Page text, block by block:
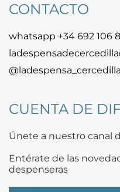
CONTACTO
whatsapp +34 692 106
@ladespensa_cercedilla
CUENTA DE
Únete a nuestro canal
Entérate de las
despenseras